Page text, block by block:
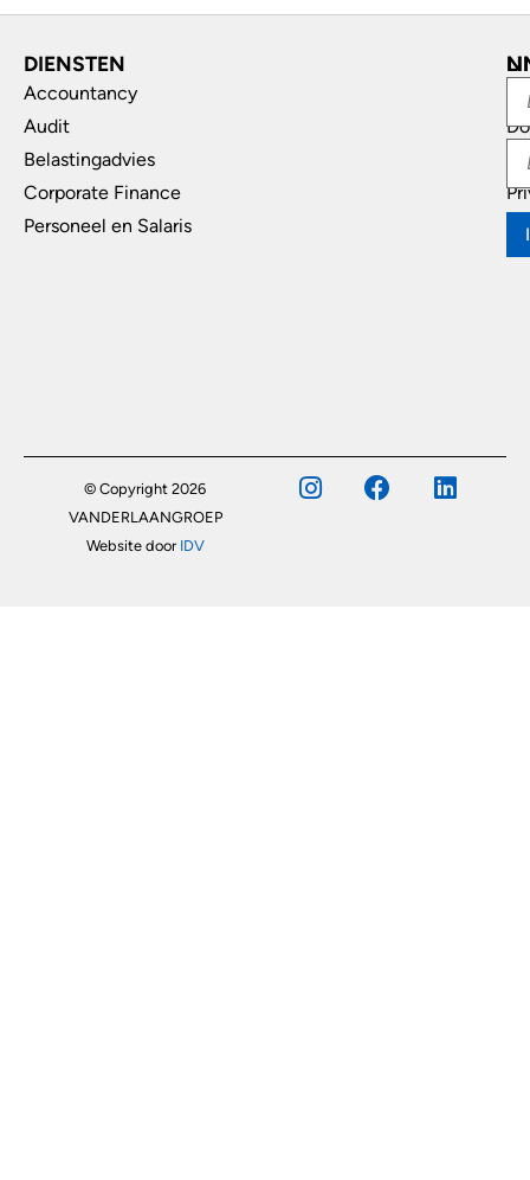
DIENSTEN
Accountancy
Audit
Belastingadvies
Corporate Finance
Personeel en Salaris
© Copyright 2026
VANDERLAANGROEP
Website door IDV